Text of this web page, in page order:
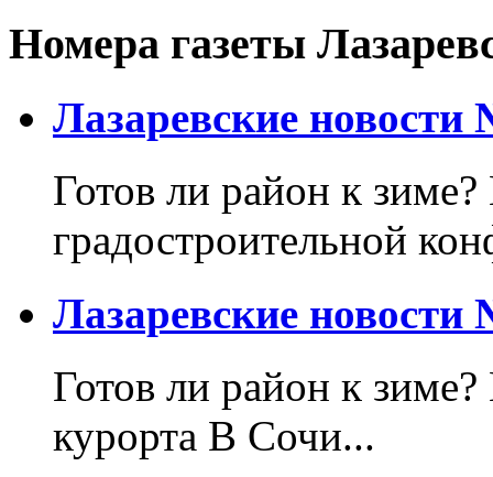
Номера газеты
Лазаревские новости
Готов ли район к зиме?
градостроительной
Лазаревские новости
Готов ли район к
курорта В Сочи...